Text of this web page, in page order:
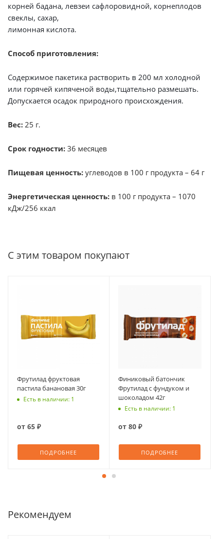
корней бадана, левзеи сафлоровидной, корнеплодов
свеклы, сахар,
лимонная кислота.
Способ приготовления:
Содержимое пакетика растворить в 200 мл холодной
или горячей кипяченой воды,тщательно размешать.
Допускается осадок природного происхождения.
Вес: 25 г.
Срок годности: 36 месяцев
Пищевая ценность: углеводов в 100 г продукта – 64 г
Энергетическая ценность: в 100 г продукта – 1070
кДж/256 ккал
С этим товаром покупают
Фрутилад фруктовая
пастила банановая 30г
Есть в наличии: 1
от 65 ₽
ПОДРОБНЕЕ
Финиковый батончик
Фрутилад с фундуком и
шоколадом 42г
Есть в наличии: 1
от 80 ₽
ПОДРОБНЕЕ
Рекомендуем